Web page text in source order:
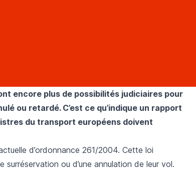
encore plus de possibilités judiciaires pour
ou retardé. C’est ce qu’indique un rapport
du transport européens doivent
d’ordonnance 261/2004. Cette loi
surréservation ou d’une annulation de leur vol.